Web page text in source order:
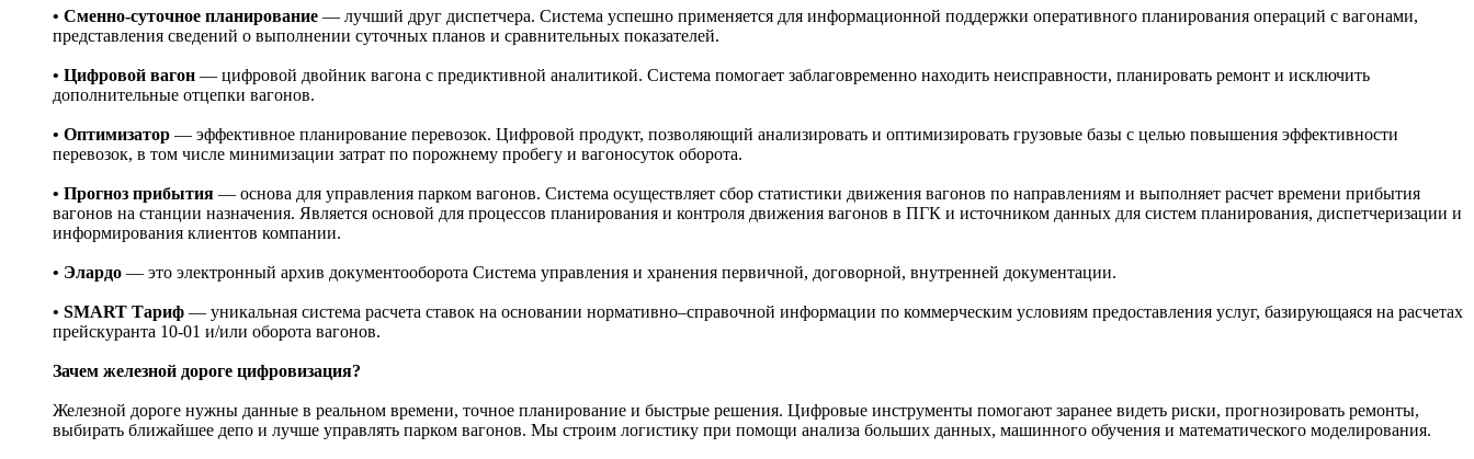
• Сменно-суточное планирование — лучший друг диспетчера. Система успешно применяется для информационной поддержки оперативного планирования операций с вагонами,
представления сведений о выполнении суточных планов и сравнительных показателей.
• Цифровой вагон — цифровой двойник вагона с предиктивной аналитикой. Система помогает заблаговременно находить неисправности, планировать ремонт и исключить
дополнительные отцепки вагонов.
• Оптимизатор — эффективное планирование перевозок. Цифровой продукт, позволяющий анализировать и оптимизировать грузовые базы с целью повышения эффективности
перевозок, в том числе минимизации затрат по порожнему пробегу и вагоносуток оборота.
• Прогноз прибытия — основа для управления парком вагонов. Система осуществляет сбор статистики движения вагонов по направлениям и выполняет расчет времени прибытия
вагонов на станции назначения. Является основой для процессов планирования и контроля движения вагонов в ПГК и источником данных для систем планирования, диспетчеризации и
информирования клиентов компании.
• Элардо — это электронный архив документооборота Система управления и хранения первичной, договорной, внутренней документации.
• SMART Тариф — уникальная система расчета ставок на основании нормативно–справочной информации по коммерческим условиям предоставления услуг, базирующаяся на расчетах
прейскуранта 10-01 и/или оборота вагонов.
Зачем железной дороге цифровизация?
Железной дороге нужны данные в реальном времени, точное планирование и быстрые решения. Цифровые инструменты помогают заранее видеть риски, прогнозировать ремонты,
выбирать ближайшее депо и лучше управлять парком вагонов. Мы строим логистику при помощи анализа больших данных, машинного обучения и математического моделирования.